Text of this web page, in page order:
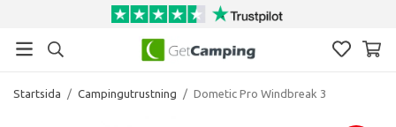
Startsida / Campingutrustning / Dometic Pro Windbreak 3